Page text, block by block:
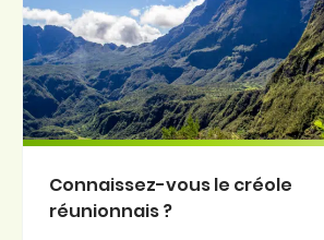
Connaissez-vous le créole
réunionnais ?